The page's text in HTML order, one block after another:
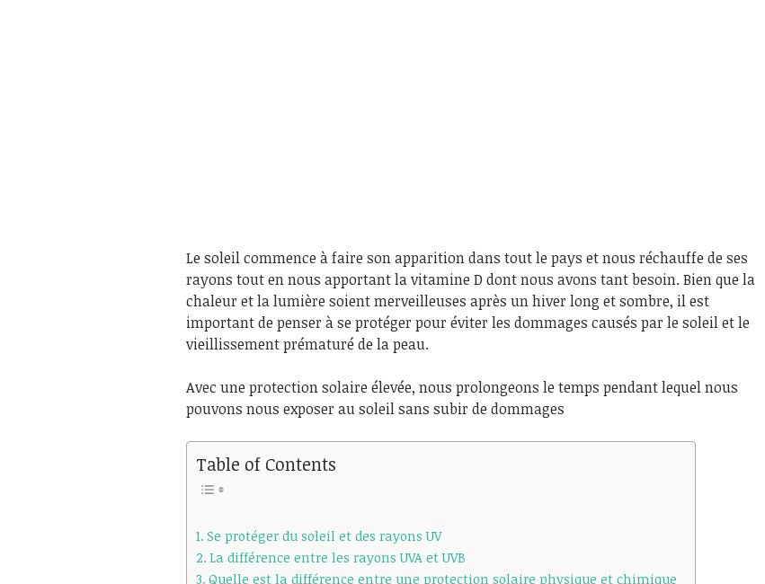
Le soleil commence à faire son apparition dans tout le pays et nous réchauffe de ses
rayons tout en nous apportant la vitamine D dont nous avons tant besoin. Bien que la
chaleur et la lumière soient merveilleuses après un hiver long et sombre, il est
important de penser à se protéger pour éviter les dommages causés par le soleil et le
vieillissement prématuré de la peau.
Avec une protection solaire élevée, nous prolongeons le temps pendant lequel nous
pouvons nous exposer au soleil sans subir de dommages
Table of Contents
Se protéger du soleil et des rayons UV
La différence entre les rayons UVA et UVB
Quelle est la différence entre une protection solaire physique et chimique